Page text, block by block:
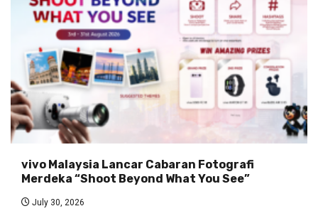
vivo Malaysia Lancar Cabaran Fotografi
Merdeka “Shoot Beyond What You See”
July 30, 2026